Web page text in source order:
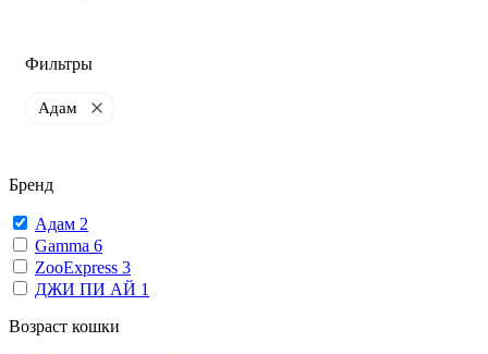
Фильтры
Адам
Бренд
Адам 2
Gamma 6
ZooExpress 3
ДЖИ ПИ АЙ 1
Возраст кошки